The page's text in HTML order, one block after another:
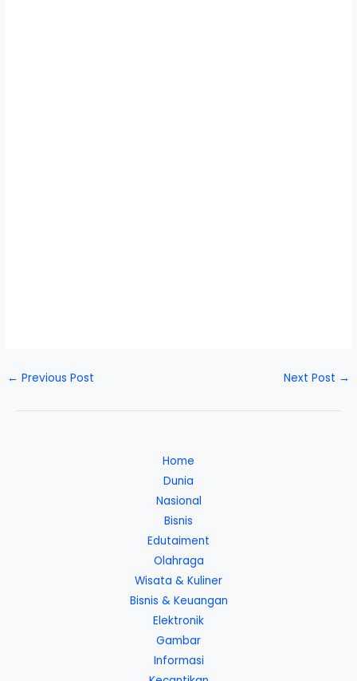
← Previous Post Next Post →
Home
Dunia
Nasional
Bisnis
Edutaiment
Olahraga
Wisata & Kuliner
Bisnis & Keuangan
Elektronik
Gambar
Informasi